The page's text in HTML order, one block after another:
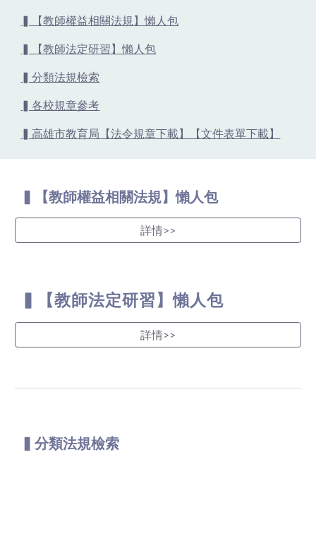
▍【教師權益相關法規】懶人包
▍【教師法定研習】懶人包
▍分類法規檢索
▍各校規章參考
▍高雄市教育局【法令規章下載】【文件表單下載】
▍【教師權益相關法規】懶人包
詳情>>
▍【教師法定研習】懶人包
詳情>>
▍分類法規檢索